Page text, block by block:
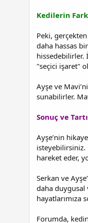
Kedilerin
Peki,
daha hassas
hissedebilirler.
"seçici işaret"
Ayşe ve
sunabilirler.
Sonuç ve
Ayşe’nin
isteyebilirsiniz.
hareket eder,
Serkan ve
daha duygusal
hayatlarımıza
Forumda,